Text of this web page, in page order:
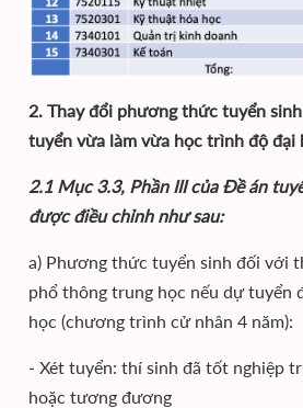
2. Thay đổi phương thức tuyển
tuyển vừa làm vừa học trình độ đại
2.1 Mục 3.3, Phần III của Đề án
được điều chỉnh như sau:
a) Phương thức tuyển sinh đối với
phổ thông trung học nếu dự tuyển
học (chương trình cử nhân 4 năm):
- Xét tuyển: thí sinh đã tốt nghiệp
hoặc tương đương